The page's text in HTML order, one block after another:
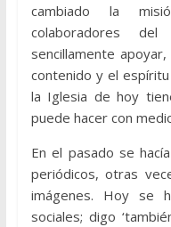
cambiado la
colaboradores
sencillamente
contenido y el
la Iglesia de hoy
puede hacer con
En el pasado se
periódicos, otras
imágenes. Hoy se
sociales; digo